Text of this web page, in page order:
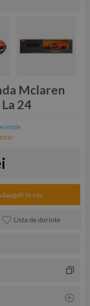
Mclaren
24
in cos
Lista de dorinte